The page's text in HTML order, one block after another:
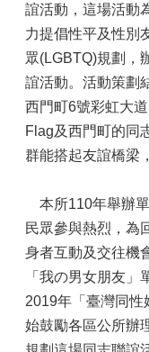
誼活動，這場活動
力提倡性平及性別
眾(LGBTQ)規劃，
誼活動。活動策劃
西門町6號彩虹大
Flag及西門町的同
群能搭起友誼橋梁
本所110年舉辦單
民眾參與熱烈，為
身者互動及交往機
「我の男女朋友」
2019年「臺灣同性
始鼓勵各區公所辦